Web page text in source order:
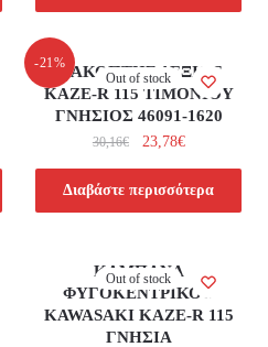
-21%
Out of stock
ΔΙΑΚΟΠΤΗΣ ΔΕΞΙΟΣ
KAZE-R 115 ΤΙΜΟΝΙΟΥ
ΓΝΗΣΙΟΣ 46091-1620
30,16€ 23,78€
Διαβάστε περισσότερα
Out of stock
ΚΑΜΠΑΝΑ
ΦΥΓΟΚΕΝΤΡΙΚΟΥ
KAWASAKI KAZE-R 115
ΓΝΗΣΙΑ